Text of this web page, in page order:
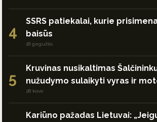
4
SSRS patiekalai, kurie
baisūs
18 gegužės
5
Kruvinas nusikaltimas
nužudymo sulaikyti vyras ir
28 kovo
Kariūno pažadas Lietuvai: